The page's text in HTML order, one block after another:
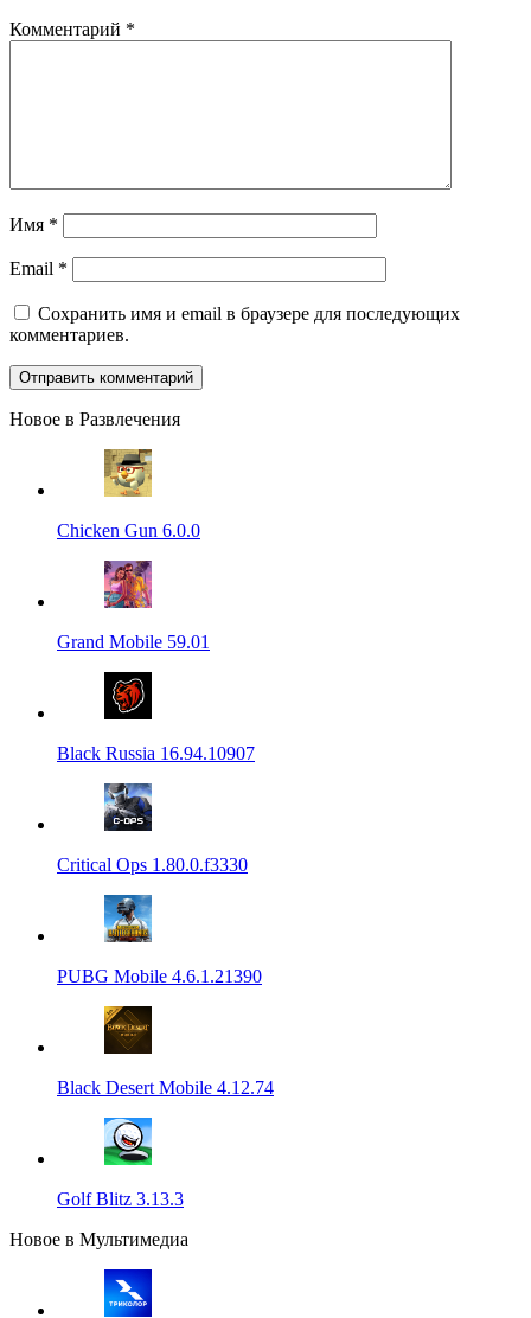
Комментарий *
Имя *
Email *
Сохранить имя и email в браузере для последующих
комментариев.
Новое в Развлечения
Chicken Gun 6.0.0
Grand Mobile 59.01
Black Russia 16.94.10907
Critical Ops 1.80.0.f3330
PUBG Mobile 4.6.1.21390
Black Desert Mobile 4.12.74
Golf Blitz 3.13.3
Новое в Мультимедиа